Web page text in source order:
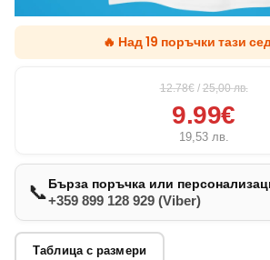
🔥 Над 19 поръчки тази
12.78€ / 25,00лв.
9.99€
19,53 лв.
📞Бърза поръчка или
+359 899 128 929 (Viber)
Таблица с размери